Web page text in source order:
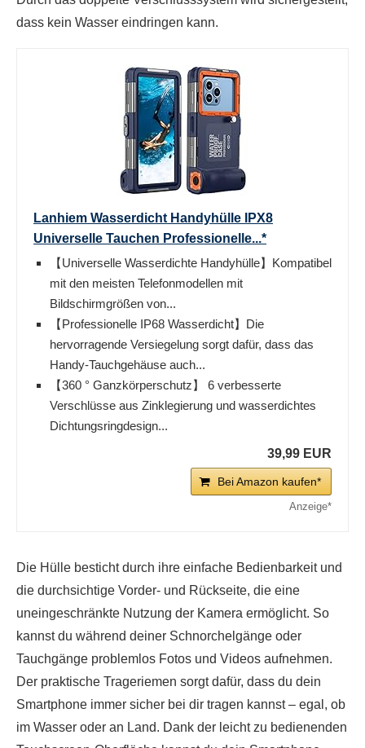
dass kein Wasser eindringen kann.
Lanhiem Wasserdicht Handyhülle IPX8
Universelle Tauchen Professionelle...*
【Universelle Wasserdichte Handyhülle】Kompatibel
mit den meisten Telefonmodellen mit
Bildschirmgrößen von...
【Professionelle IP68 Wasserdicht】Die
hervorragende Versiegelung sorgt dafür, dass das
Handy-Tauchgehäuse auch...
【360 ° Ganzkörperschutz】 6 verbesserte
Verschlüsse aus Zinklegierung und wasserdichtes
Dichtungsringdesign...
39,99 EUR
Bei Amazon kaufen*
Die Hülle besticht durch ihre einfache Bedienbarkeit und
die durchsichtige Vorder- und Rückseite, die eine
uneingeschränkte Nutzung der Kamera ermöglicht. So
kannst du während deiner Schnorchelgänge oder
Tauchgänge problemlos Fotos und Videos aufnehmen.
Der praktische Trageriemen sorgt dafür, dass du dein
Smartphone immer sicher bei dir tragen kannst – egal, ob
im Wasser oder an Land. Dank der leicht zu bedienenden